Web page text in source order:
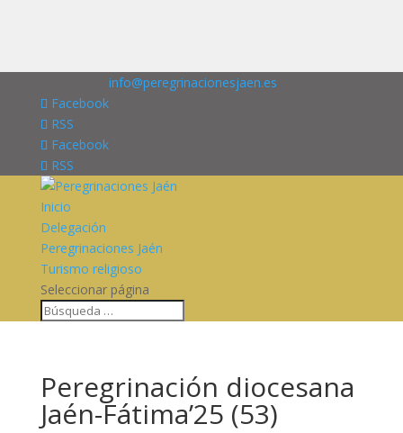
info@peregrinacionesjaen.es
Facebook
RSS
Facebook
RSS
Inicio
Delegación
Peregrinaciones Jaén
Turismo religioso
Seleccionar página
Peregrinación diocesana
Jaén-Fátima’25 (53)